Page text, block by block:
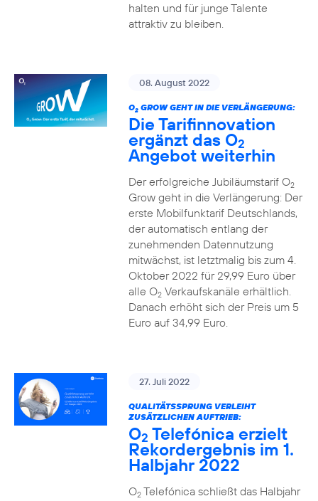
halten und für junge Talente
attraktiv zu bleiben.
08. August 2022
O2GROW GEHT IN DIE VERLÄNGERUNG:
Die Tarifinnovation
ergänzt das O2
Angebot weiterhin
Der erfolgreiche Jubiläumstarif O2
Grow geht in die Verlängerung: Der
erste Mobilfunktarif Deutschlands,
der automatisch entlang der
zunehmenden Datennutzung
mitwächst, ist letztmalig bis zum 4.
Oktober 2022 für 29,99 Euro über
alle O2Verkaufskanäle erhältlich.
Danach erhöht sich der Preis um 5
Euro auf 34,99 Euro.
27. Juli 2022
QUALITÄTSSPRUNG VERLEIHT
ZUSÄTZLICHEN AUFTRIEB:
O2 Telefónica erzielt
Rekordergebnis im 1.
Halbjahr 2022
O2Telefónica schließt das Halbjahr